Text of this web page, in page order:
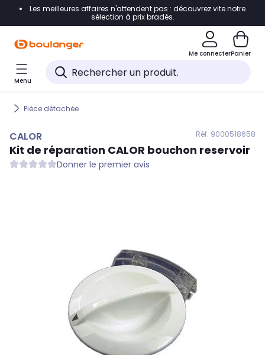
Accéder directement à la navigation
Accéder directement au pied de page
Accéder directement au chatbot
Les meilleures affaires n'attendent pas : découvrez vite notre
sélection à prix bradés.
Me connecterPanier
Menu
Pièce détachée
CALOR Réf. 9000518658
Kit de réparation CALOR bouchon reservoir
Donner le premier avis